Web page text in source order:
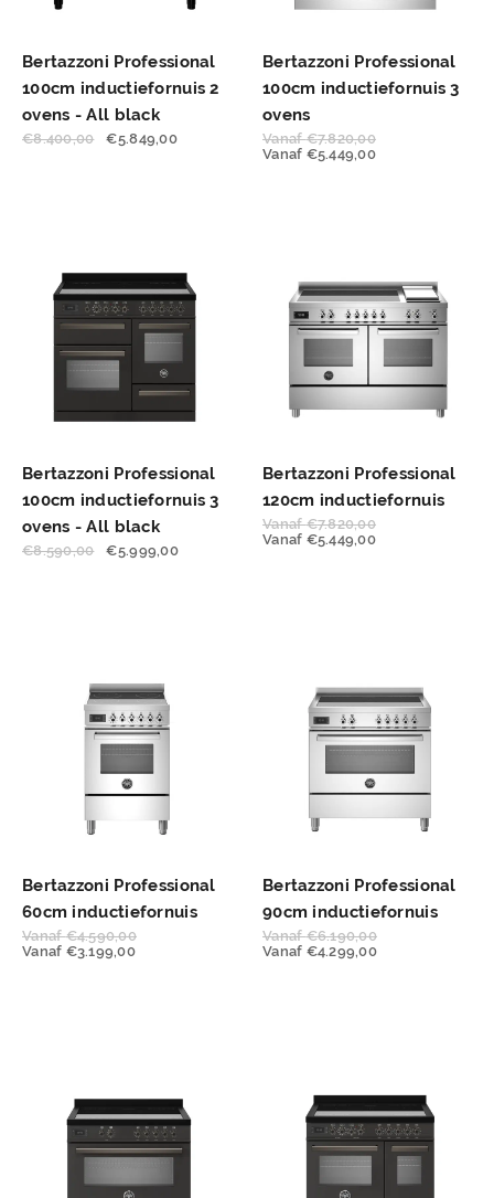
Bertazzoni Professional
100cm inductiefornuis 2
ovens - All black
€8.400,00 €5.849,00
Bertazzoni Professional
100cm inductiefornuis 3
ovens
Vanaf€7.820,00
Vanaf €5.449,00
Bertazzoni Professional
100cm inductiefornuis 3
ovens - All black
€8.590,00 €5.999,00
Bertazzoni Professional
120cm inductiefornuis
Vanaf€7.820,00
Vanaf €5.449,00
Bertazzoni Professional
60cm inductiefornuis
Vanaf€4.590,00
Vanaf €3.199,00
Bertazzoni Professional
90cm inductiefornuis
Vanaf€6.190,00
Vanaf €4.299,00